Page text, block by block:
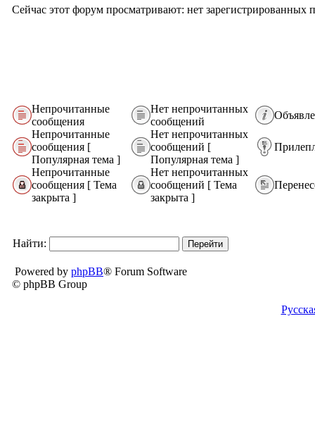
Сейчас этот форум просматривают: нет зарегистрированных
Непрочитанные
сообщения
Нет непрочитанных
сообщений
Непрочитанные
сообщения [
Популярная тема ]
Нет непрочитанных
сообщений [
Популярная тема ]
Непрочитанные
сообщения [ Тема
закрыта ]
Нет непрочитанных
сообщений [ Тема
закрыта ]
Найти:
Powered by phpBB® Forum Software
© phpBB Group